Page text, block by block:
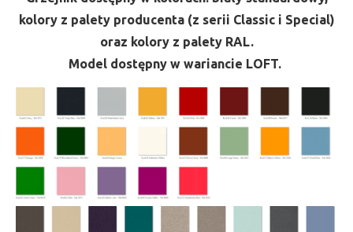
kolory z palety producenta (z serii Classic i Special)
oraz kolory z palety RAL.
Model dostępny w wariancie LOFT.